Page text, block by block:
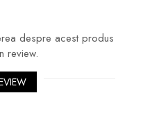
despre acest produs
review.